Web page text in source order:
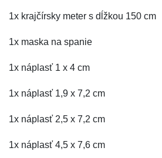
1x krajčírsky meter s dĺžkou 150 cm
1x maska na spanie
1x náplasť 1 x 4 cm
1x náplasť 1,9 x 7,2 cm
1x náplasť 2,5 x 7,2 cm
1x náplasť 4,5 x 7,6 cm